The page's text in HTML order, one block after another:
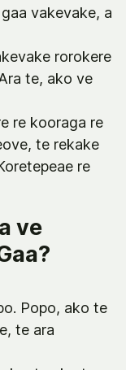
vakevake, a
rorokere
te, ako ve
re kooraga re
te rekake
re
ve
Popo, ako te
te ara